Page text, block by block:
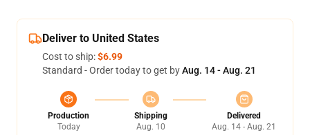
Deliver to United States
Cost to ship:$6.99
Standard - Order today to get byAug. 14 - Aug. 21
Production
Today
Shipping
Aug. 10
Delivered
Aug. 14 - Aug. 21